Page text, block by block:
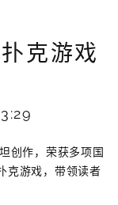
克游戏
创作，荣获多项国
克游戏，带领读者